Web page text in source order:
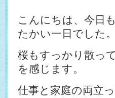
こんにちは、今日
たかい一日でした。
桜もすっかり散っ
を感じます。
仕事と家庭の両立